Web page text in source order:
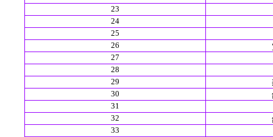
23
24
25
26
27
28
29
30
31
32
33